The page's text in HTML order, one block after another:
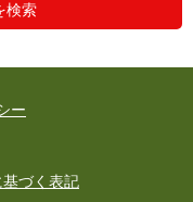
検索
ー
づく表記